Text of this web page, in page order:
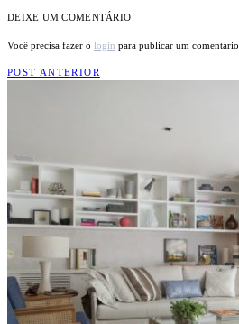
DEIXE UM COMENTÁRIO
Você precisa fazer o login para publicar um comentário.
POST ANTERIOR